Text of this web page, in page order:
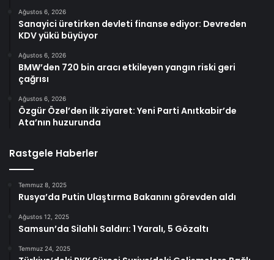
Ağustos 6, 2026
Sanayici üretirken devleti finanse ediyor: Devreden
KDV yükü büyüyor
Ağustos 6, 2026
BMW’den 720 bin aracı etkileyen yangın riski geri
çağrısı
Ağustos 6, 2026
Özgür Özel’den ilk ziyaret: Yeni Parti Anıtkabir’de
Ata’nın huzurunda
Rastgele Haberler
Temmuz 8, 2025
Rusya’da Putin Ulaştırma Bakanını görevden aldı
Ağustos 12, 2025
Samsun’da Silahlı Saldırı: 1 Yaralı, 5 Gözaltı
Temmuz 24, 2025